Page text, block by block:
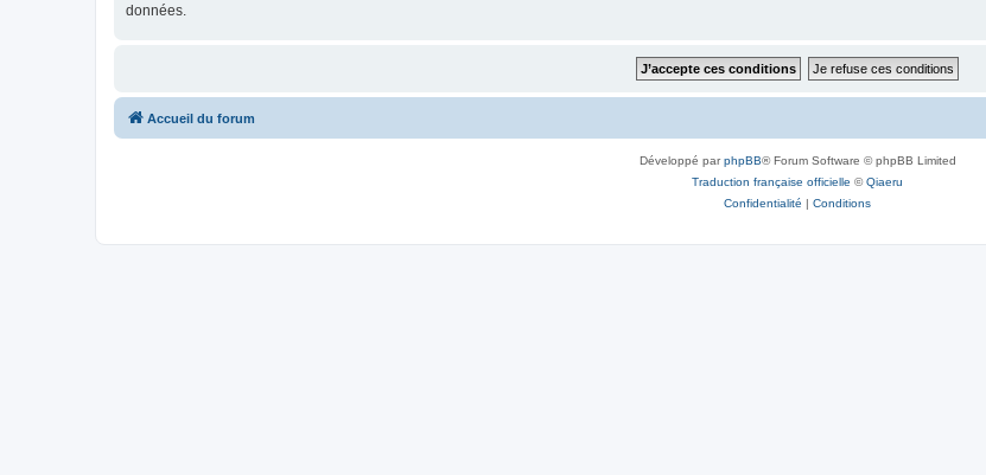
données.
Accueil du forum
Développé parphpBB® Forum Software © phpBB Limited
Traduction française officielle ©Qiaeru
Confidentialité | Conditions